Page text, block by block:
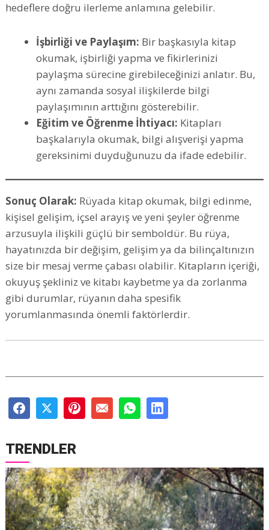
hedeflere doğru ilerleme anlamına gelebilir.
İşbirliği ve Paylaşım: Bir başkasıyla kitap
okumak, işbirliği yapma ve fikirlerinizi
paylaşma sürecine girebileceğinizi anlatır. Bu,
aynı zamanda sosyal ilişkilerde bilgi
paylaşımının arttığını gösterebilir.
Eğitim ve Öğrenme İhtiyacı: Kitapları
başkalarıyla okumak, bilgi alışverişi yapma
gereksinimi duyduğunuzu da ifade edebilir.
Sonuç Olarak: Rüyada kitap okumak, bilgi edinme,
kişisel gelişim, içsel arayış ve yeni şeyler öğrenme
arzusuyla ilişkili güçlü bir semboldür. Bu rüya,
hayatınızda bir değişim, gelişim ya da bilinçaltınızın
size bir mesaj verme çabası olabilir. Kitapların içeriği,
okuyuş şekliniz ve kitabı kaybetme ya da zorlanma
gibi durumlar, rüyanın daha spesifik
yorumlanmasında önemli faktörlerdir.
TRENDLER